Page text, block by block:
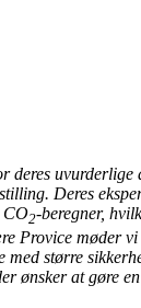
uvurderlige
Deres
CO2-beregner,
Provice møder
med større
ønsker at gøre